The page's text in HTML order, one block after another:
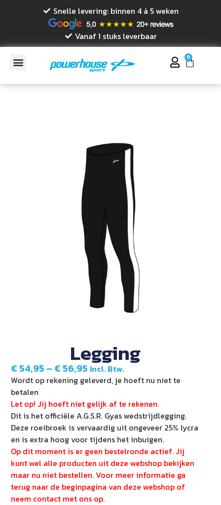
Snelle levering: binnen 4 à 5 weken
Vanaf 1 stuks leverbaar
0
Legging
€ 54,95 – € 56,95 Incl. Btw.
Wordt op rekening geleverd, je hoeft nu niet te
betalen
Let op! Jij hoeft niet gelijk af te rekenen.
Dit is het officiële A.G.S.R. Gyas wedstrijdlegging.
Deze roeibroek is vervaardig uit ongeveer 25% lycra
en is extra hoog voor tijdens het inbuigen.
Op dit moment is er geen bestelronde actief. Jij
kunt wel alle producten uit deze webshop bekijken
maar nu niet bestellen. Voor meer informatie ga
terug naar de beginpagina van deze webshop of
neem contact met ons op.